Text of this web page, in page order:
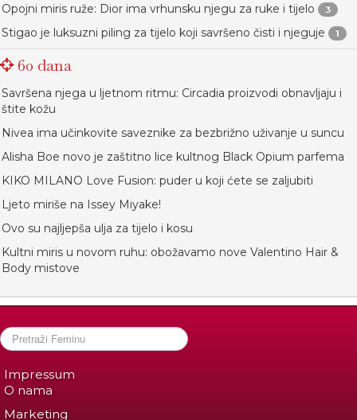
Opojni miris ruže: Dior ima vrhunsku njegu za ruke i tijelo 3
Stigao je luksuzni piling za tijelo koji savršeno čisti i njeguje 1
60 dana
Savršena njega u ljetnom ritmu: Circadia proizvodi obnavljaju i
štite kožu
Nivea ima učinkovite saveznike za bezbrižno uživanje u suncu
Alisha Boe novo je zaštitno lice kultnog Black Opium parfema
KIKO MILANO Love Fusion: puder u koji ćete se zaljubiti
Ljeto miriše na Issey Miyake!
Ovo su najljepša ulja za tijelo i kosu
Kultni miris u novom ruhu: obožavamo nove Valentino Hair &
Body mistove
Impressum
O nama
Marketing